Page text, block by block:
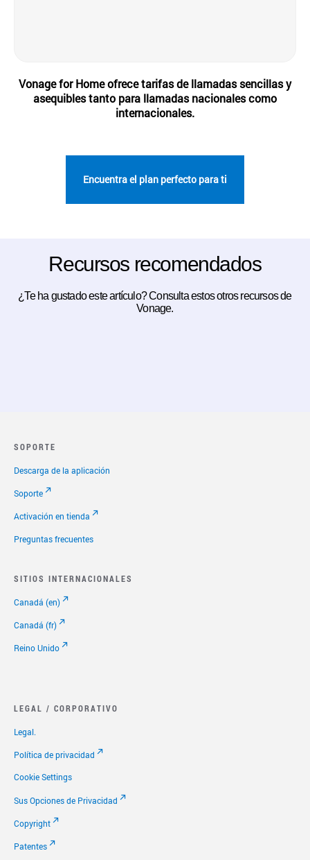
Vonage for Home ofrece tarifas de llamadas sencillas y
asequibles tanto para llamadas nacionales como
internacionales.
Encuentra el plan perfecto para ti
Recursos recomendados
¿Te ha gustado este artículo? Consulta estos otros recursos de
Vonage.
SOPORTE
Descarga de la aplicación
Soporte
Activación en tienda
Preguntas frecuentes
SITIOS INTERNACIONALES
Canadá (en)
Canadá (fr)
Reino Unido
LEGAL / CORPORATIVO
Legal.
Política de privacidad
Cookie Settings
Sus Opciones de Privacidad
Copyright
Patentes